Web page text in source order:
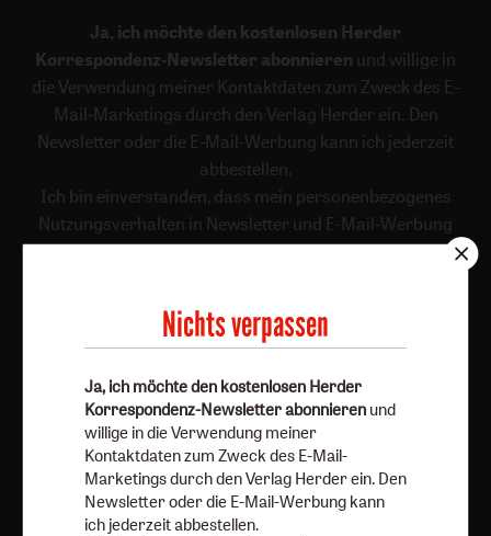
Ja, ich möchte den kostenlosen Herder
Korrespondenz-Newsletter abonnieren und willige in
die Verwendung meiner Kontaktdaten zum Zweck des E-
Mail-Marketings durch den Verlag Herder ein. Den
Newsletter oder die E-Mail-Werbung kann ich jederzeit
abbestellen.
Ich bin einverstanden, dass mein personenbezogenes
Nutzungsverhalten in Newsletter und E-Mail-Werbung
erfasst und ausgewertet wird, um die Inhalte besser auf
Newsletter oder E-Mail kann ich diese Funktion jederzeit
ausschalten.
Datenschutzhinweisen.
Nichts verpassen
Ja, ich möchte den kostenlosen Herder
Korrespondenz-Newsletter abonnieren und
willige in die Verwendung meiner
Kontaktdaten zum Zweck des E-Mail-
Marketings durch den Verlag Herder ein. Den
Newsletter oder die E-Mail-Werbung kann
ich jederzeit abbestellen.